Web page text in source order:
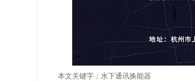
本文关键字：水下通讯换能器